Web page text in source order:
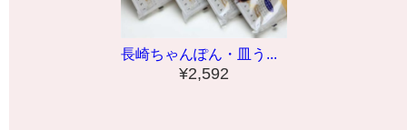
長崎ちゃんぽん・皿う...
¥2,592